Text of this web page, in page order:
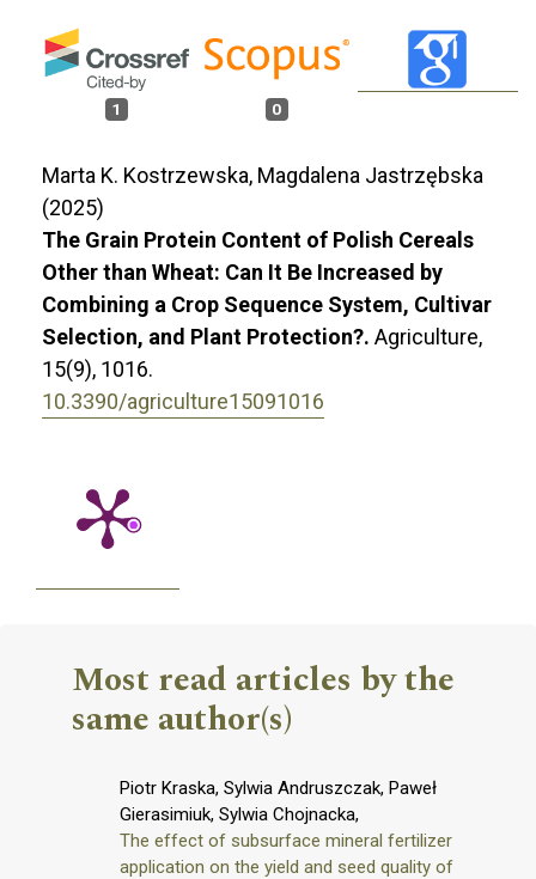
1 0
Marta K. Kostrzewska, Magdalena Jastrzębska
(2025)
The Grain Protein Content of Polish Cereals
Other than Wheat: Can It Be Increased by
Combining a Crop Sequence System, Cultivar
Selection, and Plant Protection?. Agriculture,
15(9), 1016.
10.3390/agriculture15091016
Most read articles by the
same author(s)
Piotr Kraska, Sylwia Andruszczak, Paweł
Gierasimiuk, Sylwia Chojnacka,
The effect of subsurface mineral fertilizer
application on the yield and seed quality of